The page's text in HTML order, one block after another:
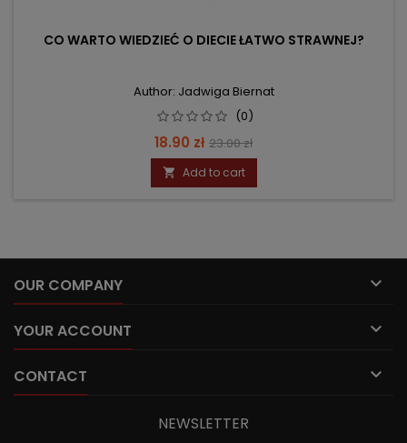
CO WARTO WIEDZIEĆ O DIECIE ŁATWO STRAWNEJ?
Author: Jadwiga Biernat
(0)
Price
18.90 zł Regular
price
23.00 zł
 Add to cart
OUR COMPANY 
YOUR ACCOUNT 
CONTACT 
NEWSLETTER